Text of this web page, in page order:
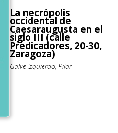
La necrópolis
occidental de
Caesaraugusta en el
siglo III (calle
Predicadores, 20-30,
Zaragoza)
Galve Izquierdo, Pilar